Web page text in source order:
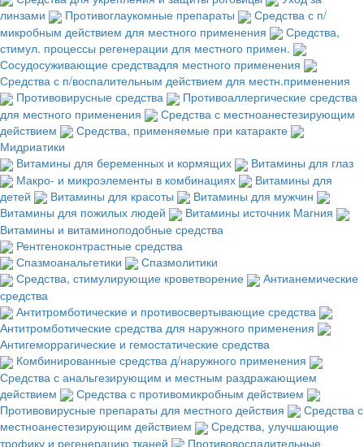
линзами
Противоглаукомные препараты
Средства с п/
микробным действием для местного применения
Средства,
стимул. процессы регенерации для местного примен.
Сосудосуживающие средствадля местного применения
Средства с п/воспалительным действием для местн.применения
Противовирусные средства
Противоаллергические средства
для местного применения
Средства с местноанестезирующим
действием
Средства, применяемые при катаракте
Мидриатики
Витамины для беременных и кормящих
Витамины для глаз
Макро- и микроэлементы в комбинациях
Витамины для
детей
Витамины для красоты
Витамины для мужчин
Витамины для пожилых людей
Витамины источник Магния
Витамины и витаминоподобные средства
Рентгеноконтрастные средства
Спазмоанальгетики
Спазмолитики
Средства, стимулирующие кроветворение
Антианемические
средства
Антитромботические и противосвертывающие средства
Антитромботические средства для наружного применения
Антигеморрагические и гемостатические средства
Комбинированные средства д/наружного применения
Средства с анальгезирующим и местным раздражающием
действием
Средства с противомикробным действием
Противовирусные препараты для местного действия
Средства с
местноанестезирующим действием
Средства, улучшающие
трофику и регенерацию тканей
Противовоспалительные